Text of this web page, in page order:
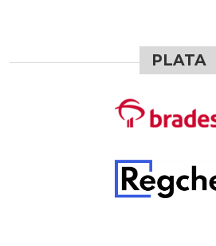
PLATA